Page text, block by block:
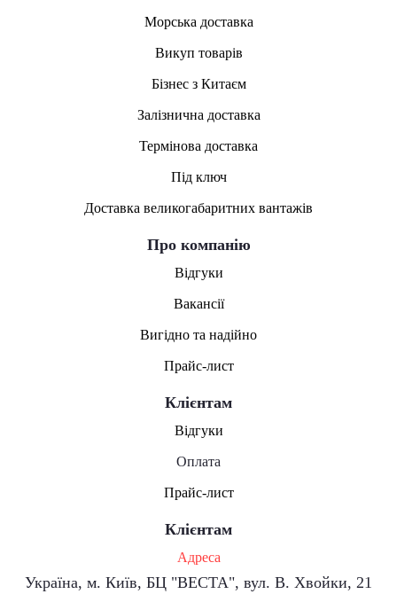
Морська доставка
Викуп товарів
Бізнес з Китаєм
Залізнична доставка
Термінова доставка
Під ключ
Доставка великогабаритних вантажів
Про компанію
Відгуки
Вакансії
Вигідно та надійно
Прайс-лист
Клієнтам
Відгуки
Оплата
Прайс-лист
Клієнтам
Адреса
Україна, м. Київ, БЦ "ВЕСТА", вул. В. Хвойки, 21